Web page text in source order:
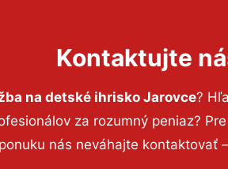
Kontaktujte
na detské ihrisko Jarovce?
za rozumný peniaz?
nás neváhajte kontaktovať